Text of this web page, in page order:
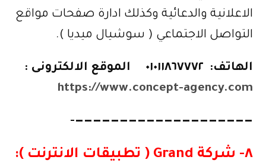
الاعلانية والدعائية وكذلك ادارة صفحات مواقع
التواصل الاجتماعي ( سوشيال ميديا ).
الهاتف:
الموقع الالكترونى :
https://www.concept-agency.com
————————————————————-
٨- شركة Grand ( تطبيقات الانترنت ) :